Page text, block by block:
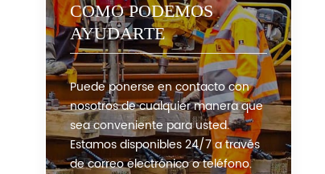
COMO PODEMOS
AYUDARTE
Puede ponerse en contacto con
nosotros de cualquier manera que
sea conveniente para usted.
Estamos disponibles 24/7 a través
de correo electrónico o teléfono.